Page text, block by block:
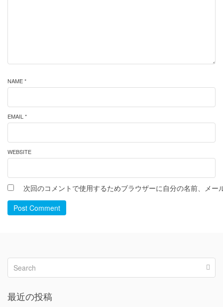
NAME *
EMAIL *
WEBSITE
次回のコメントで使用するためブラウザーに自分の名前、メー
Post Comment
最近の投稿